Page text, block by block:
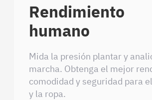
Rendimiento
humano
Mida la presión plantar y
marcha. Obtenga el mejor
comodidad y seguridad para
y la ropa.